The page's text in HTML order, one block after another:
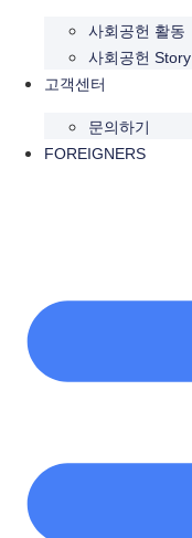
사회공헌 활동
사회공헌 Story
고객센터
문의하기
FOREIGNERS